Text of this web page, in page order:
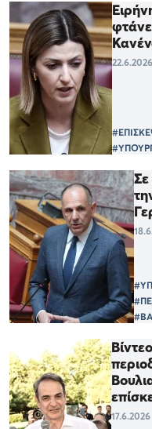
22.6.2026
Σε
17.6.2026